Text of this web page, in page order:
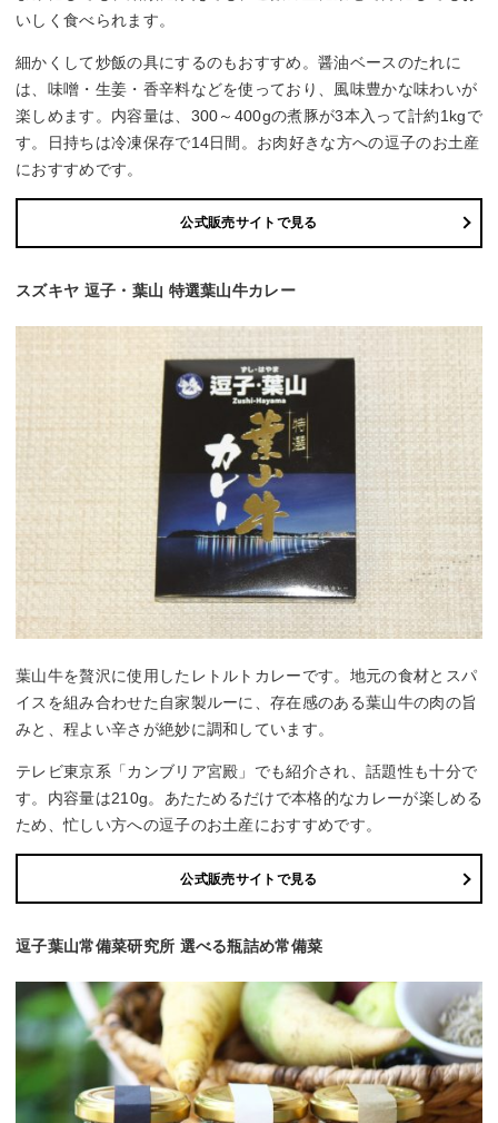
いしく食べられます。
細かくして炒飯の具にするのもおすすめ。醤油ベースのたれに
は、味噌・生姜・香辛料などを使っており、風味豊かな味わいが
楽しめます。内容量は、300～400gの煮豚が3本入って計約1kgで
す。日持ちは冷凍保存で14日間。お肉好きな方への逗子のお土産
におすすめです。
公式販売サイトで見る
スズキヤ 逗子・葉山 特選葉山牛カレー
葉山牛を贅沢に使用したレトルトカレーです。地元の食材とスパ
イスを組み合わせた自家製ルーに、存在感のある葉山牛の肉の旨
みと、程よい辛さが絶妙に調和しています。
テレビ東京系「カンブリア宮殿」でも紹介され、話題性も十分で
す。内容量は210g。あたためるだけで本格的なカレーが楽しめる
ため、忙しい方への逗子のお土産におすすめです。
公式販売サイトで見る
逗子葉山常備菜研究所 選べる瓶詰め常備菜